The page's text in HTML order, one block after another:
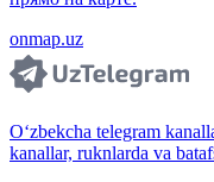
onmap.uz
O‘zbekcha telegram
kanallar, ruknlarda va